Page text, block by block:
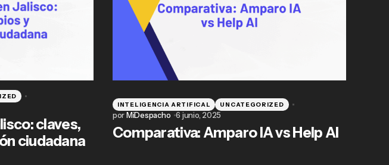
claves,
ciudadana
INTELIGENCIA ARTIFICAL UNCATEGORIZED
porMiDespacho 6 junio, 2025
Comparativa: Amparo IA vs Help AI